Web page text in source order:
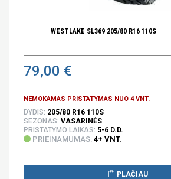
WESTLAKE SL369 205/80 R16 110S
79,00 €
NEMOKAMAS PRISTATYMAS NUO 4 VNT.
DYDIS: 205/80 R16 110S
SEZONAS: VASARINĖS
PRISTATYMO LAIKAS: 5-6 D.D.
PRIEINAMUMAS: 4+ VNT.
PLAČIAU